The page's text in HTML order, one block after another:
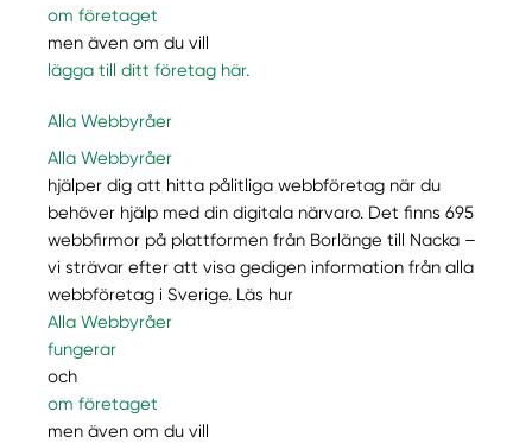
om företaget
men även om du vill
lägga till ditt företag här.
Alla Webbyråer
Alla Webbyråer
hjälper dig att hitta pålitliga webbföretag när du
behöver hjälp med din digitala närvaro. Det finns 695
webbfirmor på plattformen från Borlänge till Nacka –
vi strävar efter att visa gedigen information från alla
webbföretag i Sverige. Läs hur
Alla Webbyråer
fungerar
och
om företaget
men även om du vill